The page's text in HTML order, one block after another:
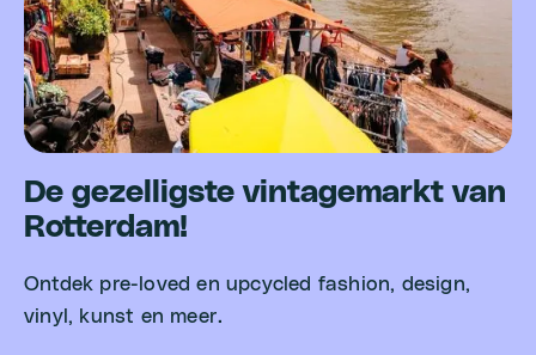
De gezelligste vintagemarkt van
Rotterdam!
Ontdek pre-loved en upcycled fashion, design,
vinyl, kunst en meer.